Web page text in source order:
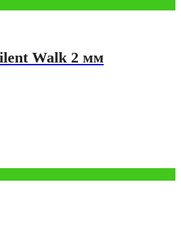
Walk 2 мм